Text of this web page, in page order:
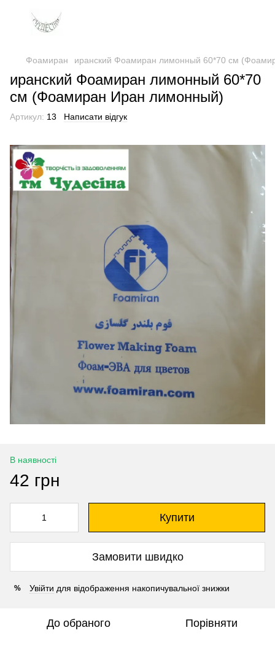
Фоамиран иранский Фоамиран лимонный 60*70 см
иранский Фоамиран лимонный 60*70
см (Фоамиран Иран лимонный)
Артикул: 13 Написати відгук
В наявності
42 грн
Купити
Замовити швидко
% Увійти для відображення накопичувальної знижки
До обраного Порівняти